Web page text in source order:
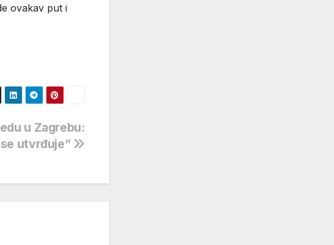
ovakav put i
u Zagrebu:
utvrđuje”